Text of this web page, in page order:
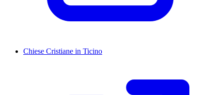
Chiese Cristiane in Ticino